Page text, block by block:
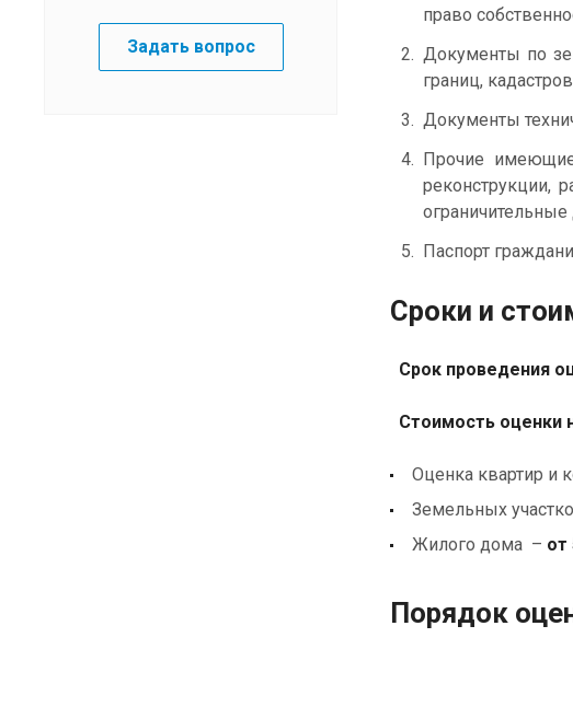
право
Документы по
границ,
Документы
Прочие
реконструкции,
Паспорт
Сроки и
Срок проведения
Стоимость оценки
Оценка квартир и
Земельных
Жилого дома – от
Порядок
Задать вопрос